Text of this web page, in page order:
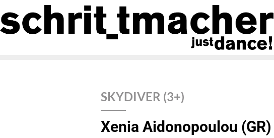
SKYDIVER (3+)
Xenia Aidonopoulou (GR)